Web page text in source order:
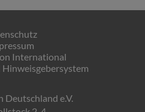
International
Deutschland e.V.